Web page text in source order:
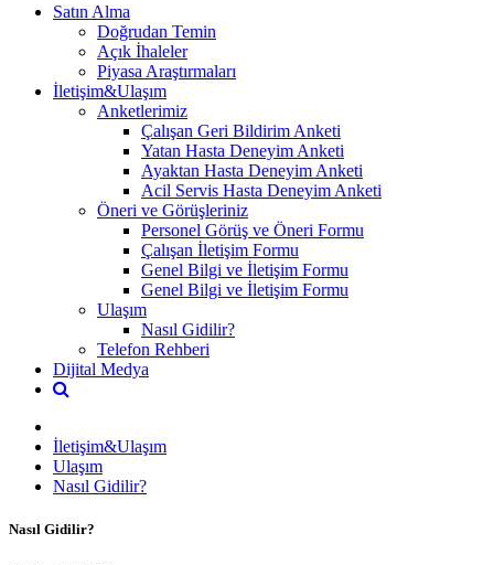
Satın Alma
Doğrudan Temin
Açık İhaleler
Piyasa Araştırmaları
İletişim&Ulaşım
Anketlerimiz
Çalışan Geri Bildirim Anketi
Yatan Hasta Deneyim Anketi
Ayaktan Hasta Deneyim Anketi
Acil Servis Hasta Deneyim Anketi
Öneri ve Görüşleriniz
Personel Görüş ve Öneri Formu
Çalışan İletişim Formu
Genel Bilgi ve İletişim Formu
Genel Bilgi ve İletişim Formu
Ulaşım
Nasıl Gidilir?
Telefon Rehberi
Dijital Medya
İletişim&Ulaşım
Ulaşım
Nasıl Gidilir?
Nasıl Gidilir?